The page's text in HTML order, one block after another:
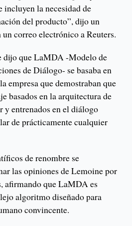
incluyen la necesidad de
del producto”, dijo un
correo electrónico a Reuters.
dijo que LaMDA -Modelo de
de Diálogo- se basaba en
empresa que demostraban que
basados en la arquitectura de
y entrenados en el diálogo
de prácticamente cualquier
de renombre se
las opiniones de Lemoine por
afirmando que LaMDA es
algoritmo diseñado para
convincente.